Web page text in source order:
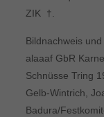
ZIK †.
Bildnachweis
alaaaf GbR
Schnüsse Tring
Gelb-Wintrich,
Badura/